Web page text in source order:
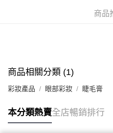
商品
商品相關分類 (1)
彩妝產品 眼部彩妝 睫毛膏
本分類熱賣全店暢銷排行